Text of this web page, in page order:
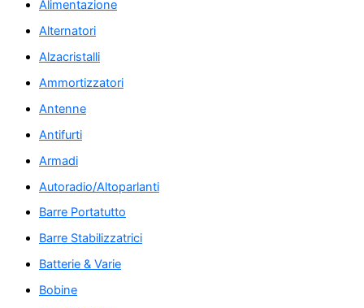
Alimentazione
Alternatori
Alzacristalli
Ammortizzatori
Antenne
Antifurti
Armadi
Autoradio/Altoparlanti
Barre Portatutto
Barre Stabilizzatrici
Batterie & Varie
Bobine